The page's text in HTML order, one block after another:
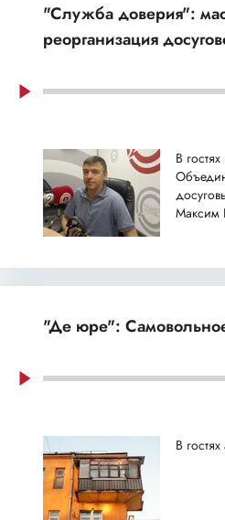
"Служба доверия":
реорганизация
В
Максим
"Де юре": Самовольное
В